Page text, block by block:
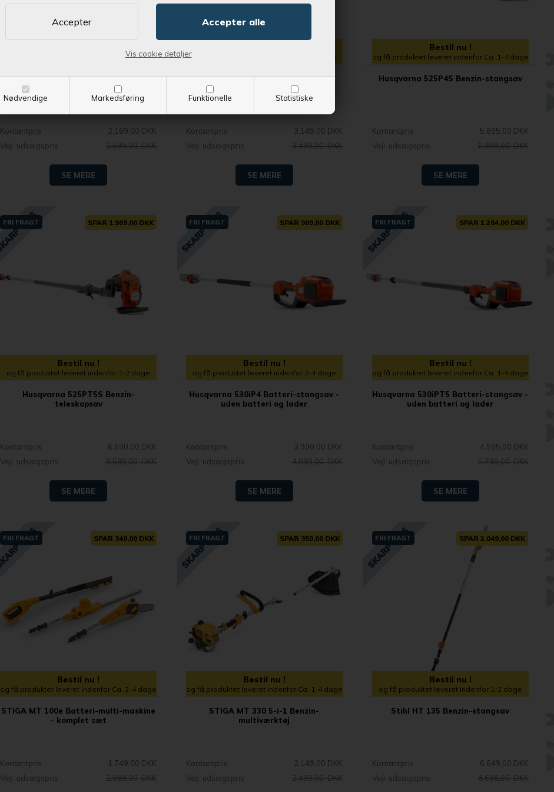
Nødvendige Markedsføring Funktionelle Statistiske
Vis cookie detaljer
og få produktet leveret indenfor Ca. 1-4 dage
Husqvarna 120iTK4-PH Batteri-
teleskopsav - Ekskl. batteri og lader
Kontantpris
2.169,00 DKK
Vejl. udsalgspris
2.599,00 DKK
SE MERE
og få produktet leveret indenfor 1-2 dage
Husqvarna 120iTK4-PH Batteri-
teleskopsav - Inkl. batteri og lader
Kontantpris
3.149,00 DKK
Vejl. udsalgspris
3.499,00 DKK
SE MERE
Bestil nu !
og få produktet leveret indenfor Ca. 1-4 dage
Husqvarna 525P4S Benzin-stangsav
Kontantpris
5.695,00 DKK
Vejl. udsalgspris
6.999,00 DKK
SE MERE
FRI FRAGT SPAR 1.909,00 DKK
Bestil nu !
og få produktet leveret indenfor 1-2 dage
Husqvarna 525PT5S Benzin-
teleskopsav
Kontantpris
6.690,00 DKK
Vejl. udsalgspris
8.599,00 DKK
SE MERE
FRI FRAGT SPAR 909,00 DKK
Bestil nu !
og få produktet leveret indenfor 2-4 dage
Husqvarna 530iP4 Batteri-stangsav -
uden batteri og lader
Kontantpris
3.990,00 DKK
Vejl. udsalgspris
4.899,00 DKK
SE MERE
FRI FRAGT SPAR 1.204,00 DKK
Bestil nu !
og få produktet leveret indenfor Ca. 1-4 dage
Husqvarna 530iPT5 Batteri-stangsav -
uden batteri og lader
Kontantpris
4.595,00 DKK
Vejl. udsalgspris
5.799,00 DKK
SE MERE
FRI FRAGT SPAR 340,00 DKK
Bestil nu !
og få produktet leveret indenfor Ca. 2-4 dage
STIGA MT 100e Batteri-multi-maskine
- komplet sæt
Kontantpris
1.749,00 DKK
Vejl. udsalgspris
2.089,00 DKK
FRI FRAGT SPAR 350,00 DKK
Bestil nu !
og få produktet leveret indenfor Ca. 1-4 dage
STIGA MT 330 5-i-1 Benzin-
multiværktøj
Kontantpris
2.149,00 DKK
Vejl. udsalgspris
2.499,00 DKK
FRI FRAGT SPAR 2.049,00 DKK
Bestil nu !
og få produktet leveret indenfor 1-2 dage
Stihl HT 135 Benzin-stangsav
Kontantpris
6.649,00 DKK
Vejl. udsalgspris
8.698,00 DKK